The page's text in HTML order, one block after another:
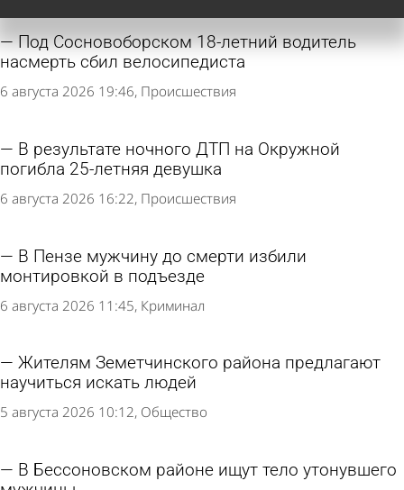
Под Сосновоборском 18-летний водитель
насмерть сбил велосипедиста
6 августа 2026 19:46 Происшествия
В результате ночного ДТП на Окружной
погибла 25-летняя девушка
6 августа 2026 16:22 Происшествия
В Пензе мужчину до смерти избили
монтировкой в подъезде
6 августа 2026 11:45 Криминал
Жителям Земетчинского района предлагают
научиться искать людей
5 августа 2026 10:12 Общество
В Бессоновском районе ищут тело утонувшего